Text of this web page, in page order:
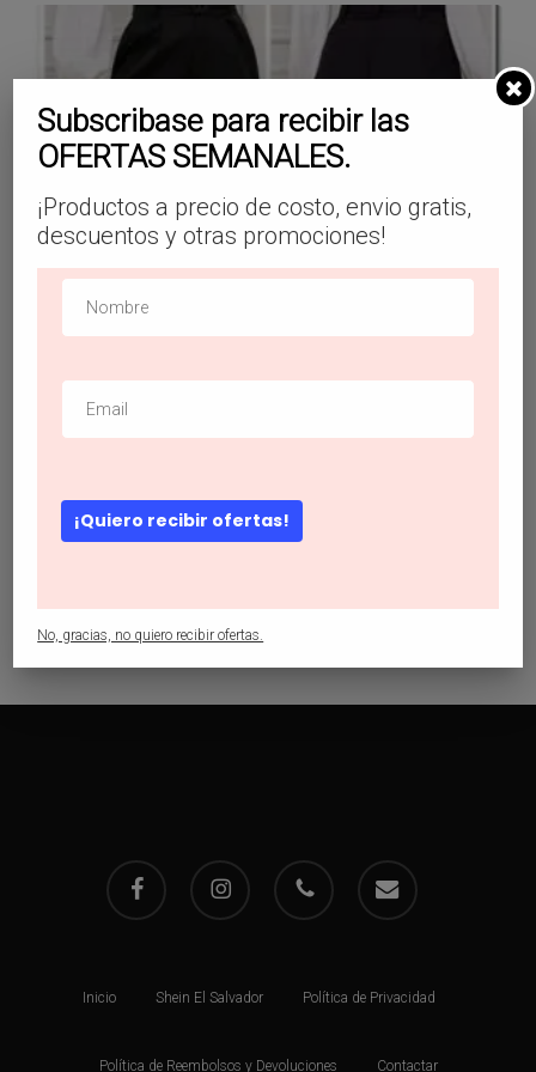
Pantalones cónicos con cinturón con
facebook instagram phone email
Inicio Shein El Salvador Política de Privacidad
Política de Reembolsos y Devoluciones Contactar
Subscribase para recibir las
OFERTAS SEMANALES.
¡Productos a precio de costo, envio gratis,
descuentos y otras promociones!
¡Quiero recibir ofertas!
No, gracias, no quiero recibir ofertas.